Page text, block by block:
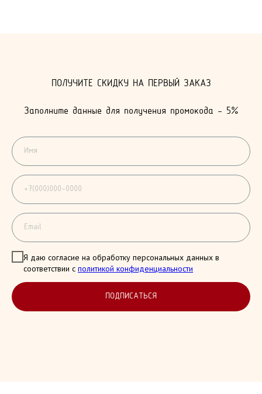
ПОЛУЧИТЕ СКИДКУ НА ПЕРВЫЙ ЗАКАЗ
Заполните данные для получения промокода - 5%
Я даю согласие на обработку персональных данных в
соответствии с политикой конфиденциальности
ПОДПИСАТЬСЯ